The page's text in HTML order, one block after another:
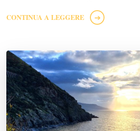
CONTINUA A LEGGERE